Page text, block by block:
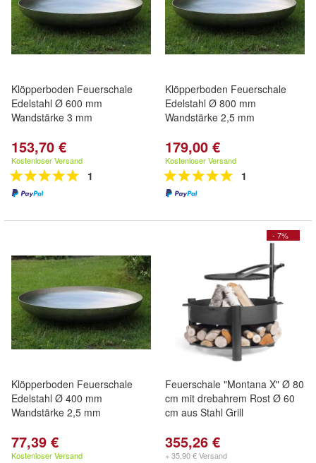
Klöpperboden Feuerschale
Edelstahl Ø 600 mm
Wandstärke 3 mm
153,70 €
Kostenloser Versand
1
Klöpperboden Feuerschale
Edelstahl Ø 800 mm
Wandstärke 2,5 mm
179,00 €
Kostenloser Versand
1
Klöpperboden Feuerschale
Edelstahl Ø 400 mm
Wandstärke 2,5 mm
77,39 €
Kostenloser Versand
- 7%
Feuerschale "Montana X" Ø 80
cm mit drebahrem Rost Ø 60
cm aus Stahl Grill
355,26 €
+ 35,90 € Versand